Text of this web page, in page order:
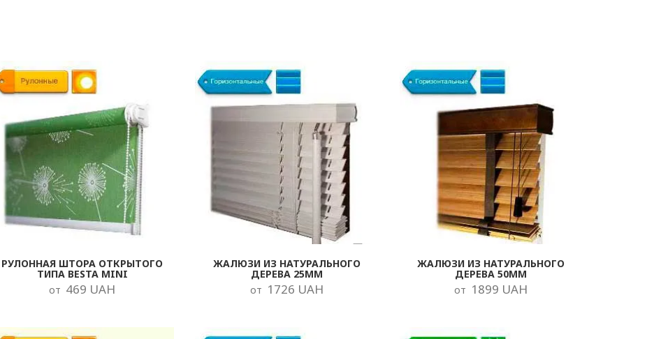
РУЛОННАЯ ШТОРА ОТКРЫТОГО
ТИПА BESTA MINI
от 469 UAH
ЖАЛЮЗИ ИЗ НАТУРАЛЬНОГО
ДЕРЕВА 25ММ
от 1726 UAH
ЖАЛЮЗИ ИЗ НАТУРАЛЬНОГО
ДЕРЕВА 50ММ
от 1899 UAH